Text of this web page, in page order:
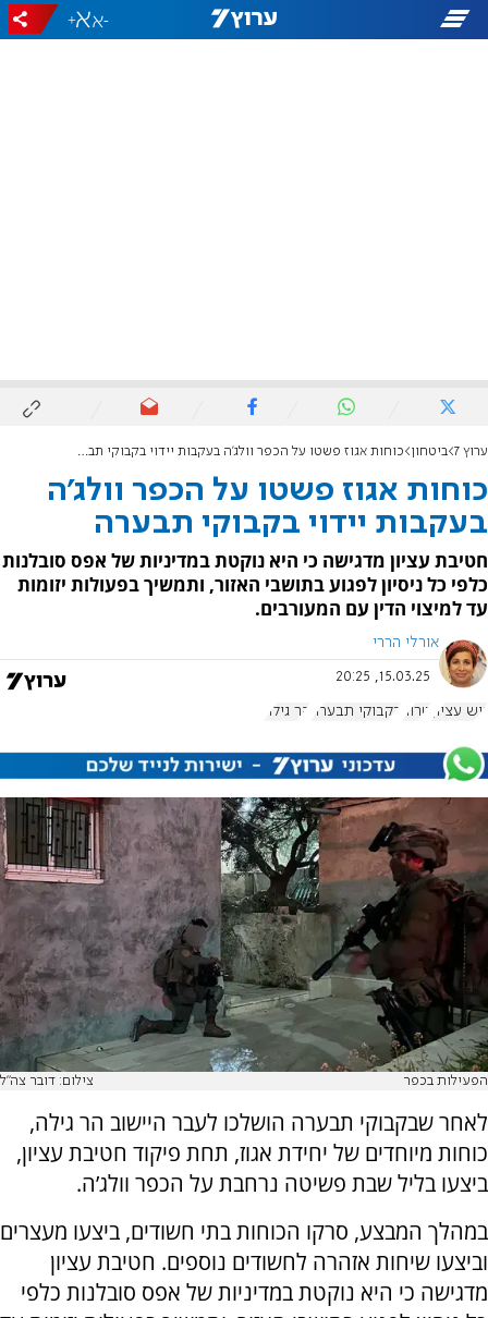
-
+
ערוץ 7 ביטחון כוחות אגוז פשטו על הכפר וולג’ה בעקבות יידוי בקבוקי תבערה
כוחות אגוז פשטו על הכפר וולג’ה
בעקבות יידוי בקבוקי תבערה
חטיבת עציון מדגישה כי היא נוקטת במדיניות של אפס סובלנות
כלפי כל ניסיון לפגוע בתושבי האזור, ותמשיך בפעולות יזומות
עד למיצוי הדין עם המעורבים.
אורלי הררי
15.03.25, 20:25
גוש עציון טרור בקבוקי תבערה הר גילה
הפעילות בכפר צילום: דובר צה"ל
לאחר שבקבוקי תבערה הושלכו לעבר היישוב הר גילה,
כוחות מיוחדים של יחידת אגוז, תחת פיקוד חטיבת עציון,
ביצעו בליל שבת פשיטה נרחבת על הכפר וולג’ה.
במהלך המבצע, סרקו הכוחות בתי חשודים, ביצעו מעצרים
וביצעו שיחות אזהרה לחשודים נוספים. חטיבת עציון
מדגישה כי היא נוקטת במדיניות של אפס סובלנות כלפי